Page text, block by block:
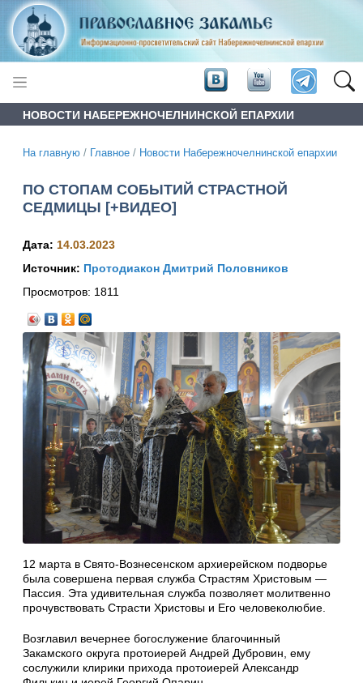
НОВОСТИ НАБЕРЕЖНОЧЕЛНИНСКОЙ ЕПАРХИИ
На главную / Главное / Новости Набережночелнинской епархии
ПО СТОПАМ СОБЫТИЙ СТРАСТНОЙ
СЕДМИЦЫ [+ВИДЕО]
Дата: 14.03.2023
Источник: Протодиакон Дмитрий Половников
Просмотров: 1811
12 марта в Свято-Вознесенском архиерейском подворье
была совершена первая служба Страстям Христовым —
Пассия. Эта удивительная служба позволяет молитвенно
прочувствовать Страсти Христовы и Его человеколюбие.
Возглавил вечернее богослужение благочинный
Закамского округа протоиерей Андрей Дубровин, ему
сослужили клирики прихода протоиерей Александр